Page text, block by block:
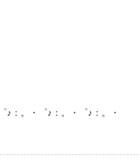
♪：。・゜♪：。・゜♪：。・